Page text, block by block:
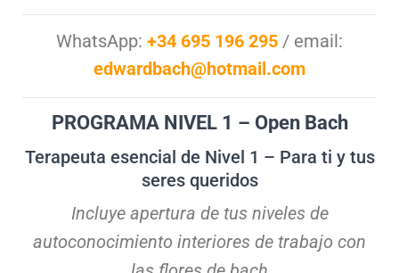
WhatsApp: +34 695 196 295 / email:
edwardbach@hotmail.com
PROGRAMA NIVEL 1 – Open Bach
Terapeuta esencial de Nivel 1 – Para ti y tus
seres queridos
Incluye apertura de tus niveles de
autoconocimiento interiores de trabajo con